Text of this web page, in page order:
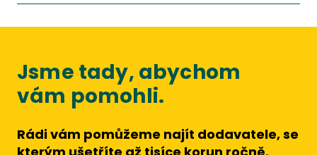
Při předčasném vypovězení smlouvy budete muset zaplatit
Jsme tady, abychom
vám pomohli.
Rádi vám pomůžeme najít dodavatele, se